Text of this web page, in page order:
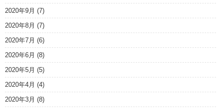
2020年9月 (7)
2020年8月 (7)
2020年7月 (6)
2020年6月 (8)
2020年5月 (5)
2020年4月 (4)
2020年3月 (8)